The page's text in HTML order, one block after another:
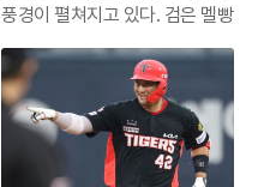
풍경이 펼쳐지고 있다. 검은 멜빵
년들, 이른바 '타이어보이'들이
그 주인공이다. 이들은 야구장에
서 맥주를 파는 비어보이처럼 피
서객들의 차량 사이를 돌며 타이
어 공기압과 마모 상태를 즉석에